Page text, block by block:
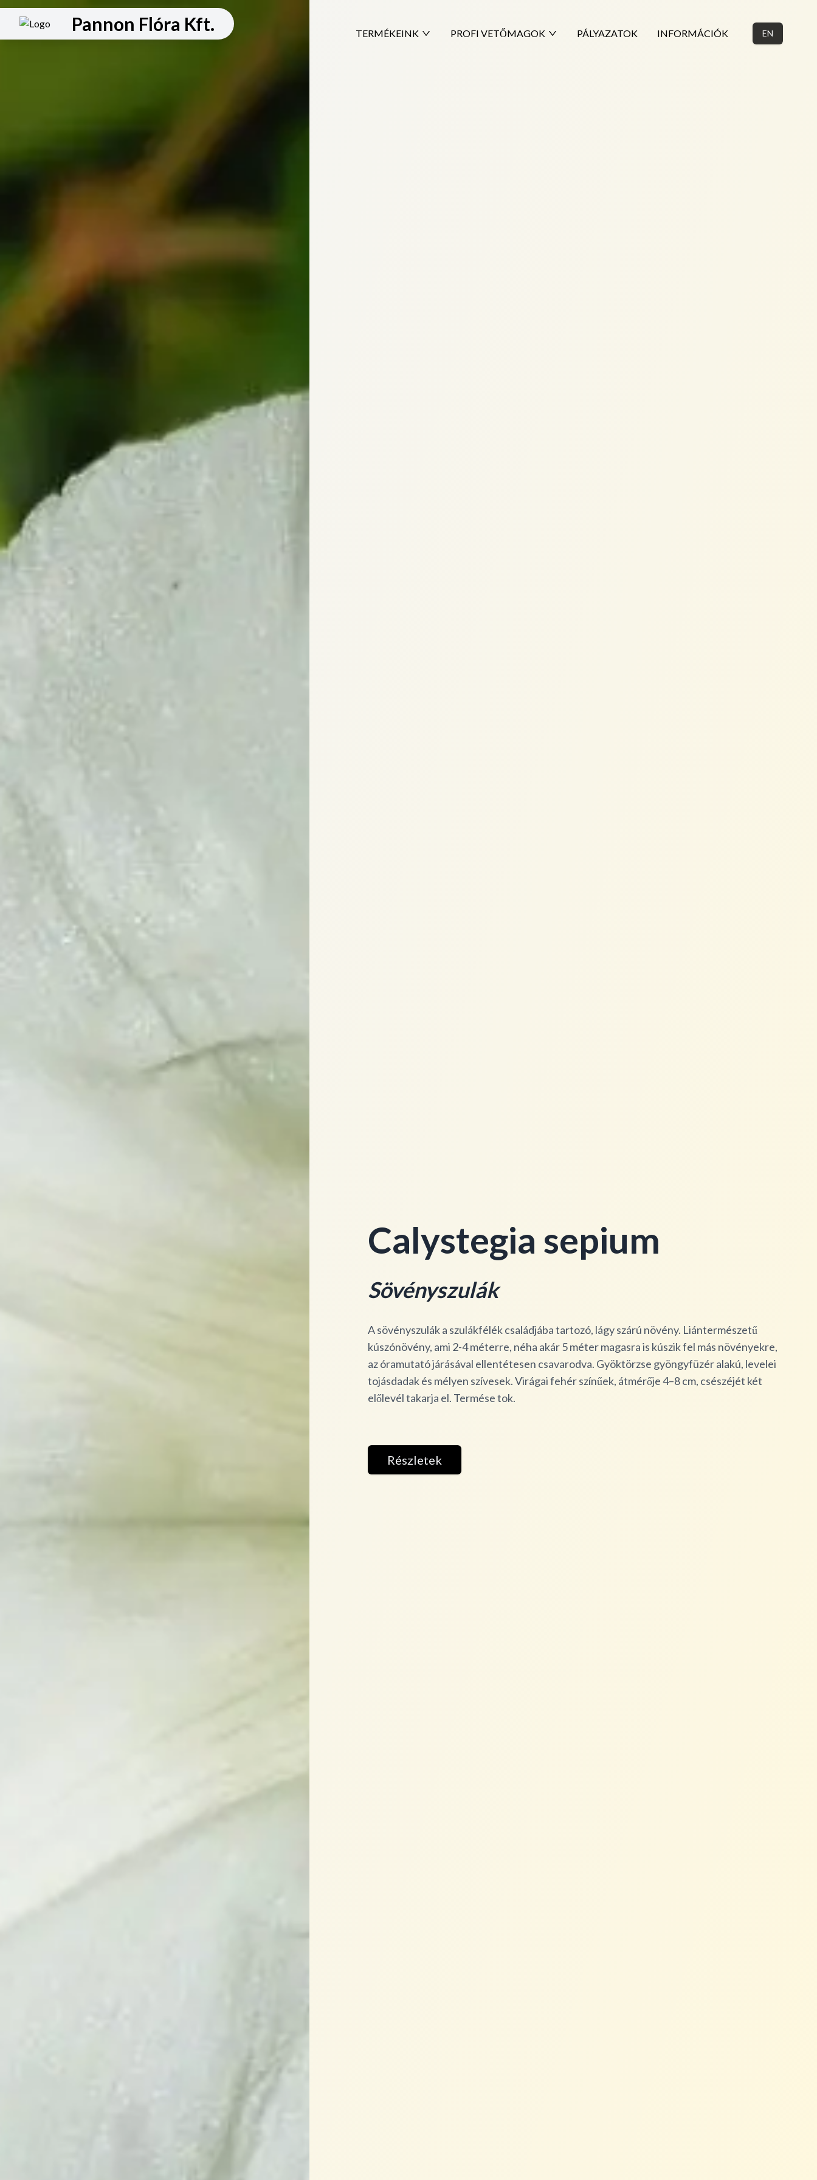
Pannon Flóra Kft. TERMÉKEINK PROFI VETŐMAGOK PÁLYAZATOK INFORMÁCIÓK EN
Calystegia sepium
Sövényszulák
A sövényszulák a szulákfélék családjába tartozó, lágy szárú növény. Liántermészetű
kúszónövény, ami 2-4 méterre, néha akár 5 méter magasra is kúszik fel más növényekre,
az óramutató járásával ellentétesen csavarodva. Gyöktörzse gyöngyfüzér alakú, levelei
tojásdadak és mélyen szívesek. Virágai fehér színűek, átmérője 4–8 cm, csészéjét két
előlevél takarja el. Termése tok.
Részletek